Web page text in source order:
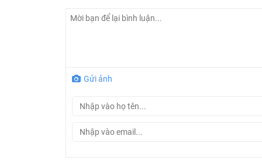
Âm báo khi quá trình nướng hoàn tất
Kích thước hộc tủ: 585 - 595C x 560 - 568R x
Gửi ảnh